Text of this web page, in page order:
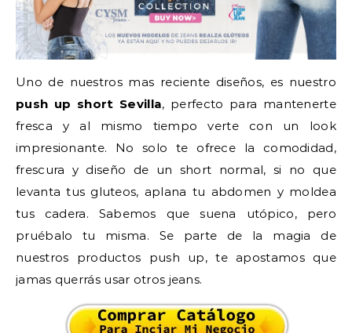
Uno de nuestros mas reciente diseños, es nuestro
push up short Sevilla, perfecto para mantenerte
fresca y al mismo tiempo verte con un look
impresionante. No solo te ofrece la comodidad,
frescura y diseño de un short normal, si no que
levanta tus gluteos, aplana tu abdomen y moldea
tus cadera. Sabemos que suena utópico, pero
pruébalo tu misma. Se parte de la magia de
nuestros productos push up, te apostamos que
jamas querrás usar otros jeans.